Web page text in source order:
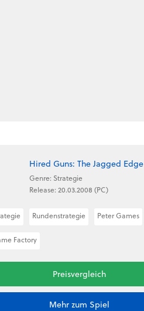
Hired Guns: The Jagged Edge
Genre: Strategie
Release: 20.03.2008 (PC)
Rundenstrategie Peter Games
Factory
Preisvergleich
Mehr zum Spiel